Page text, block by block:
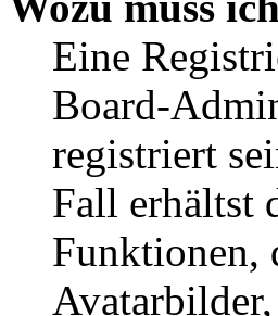
Eine
Board-
registriert
Fall erhältst
Funktionen,